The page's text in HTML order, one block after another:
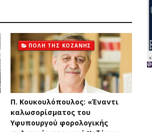
ΠΟΛΗ ΤΗΣ ΚΟΖΑΝΗΣ
Π. Κουκουλόπουλος: «Έναντι
καλωσορίσματος του
Υφυπουργού φορολογικής